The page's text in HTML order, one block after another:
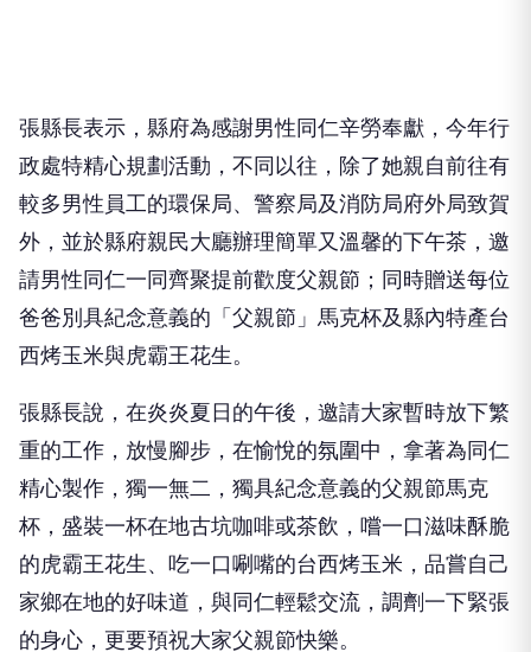
張縣長表示，縣府為感謝男性同仁辛勞奉獻，今年行
政處特精心規劃活動，不同以往，除了她親自前往有
較多男性員工的環保局、警察局及消防局府外局致賀
外，並於縣府親民大廳辦理簡單又溫馨的下午茶，邀
請男性同仁一同齊聚提前歡度父親節；同時贈送每位
爸爸別具紀念意義的「父親節」馬克杯及縣內特產台
西烤玉米與虎霸王花生。
張縣長說，在炎炎夏日的午後，邀請大家暫時放下繁
重的工作，放慢腳步，在愉悅的氛圍中，拿著為同仁
精心製作，獨一無二，獨具紀念意義的父親節馬克
杯，盛裝一杯在地古坑咖啡或茶飲，嚐一口滋味酥脆
的虎霸王花生、吃一口唰嘴的台西烤玉米，品嘗自己
家鄉在地的好味道，與同仁輕鬆交流，調劑一下緊張
的身心，更要預祝大家父親節快樂。